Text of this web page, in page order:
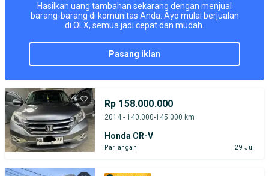
Hasilkan uang tambahan sekarang dengan menjual
barang-barang di komunitas Anda. Ayo mulai berjualan
di OLX, semua jadi cepat dan mudah.
pasang iklan
Rp 158.000.000
2014 - 140.000-145.000 km
Honda CR-V
Pariangan 29 Jul